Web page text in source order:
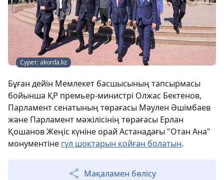
Сурет: akorda.kz
Бұған дейін Мемлекет басшысының тапсырмасы
бойынша ҚР премьер-министрі Олжас Бектенов,
Парламент сенатының төрағасы Мәулен Әшімбаев
және Парламент мәжілісінің төрағасы Ерлан
Қошанов Жеңіс күніне орай Астанадағы "Отан Ана"
монументіне гүл шоқтарын қойған болатын.
Мақаламен бөлісу